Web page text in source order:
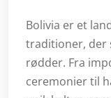
Bolivia er et
traditioner, der
rødder. Fra
ceremonier til